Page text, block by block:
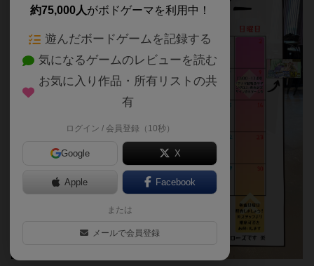
約75,000人がボドゲーマを利用中！
遊んだボードゲームを記録する
気になるゲームのレビューを読む
お気に入り作品・所有リストの共
有
ログイン / 会員登録（10秒）
Google X
Apple Facebook
または
メールで会員登録